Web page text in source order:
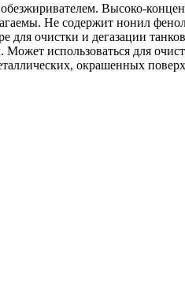
Высоко-
Не содержит нонил
очистки и дегазации
использоваться для
окрашенных